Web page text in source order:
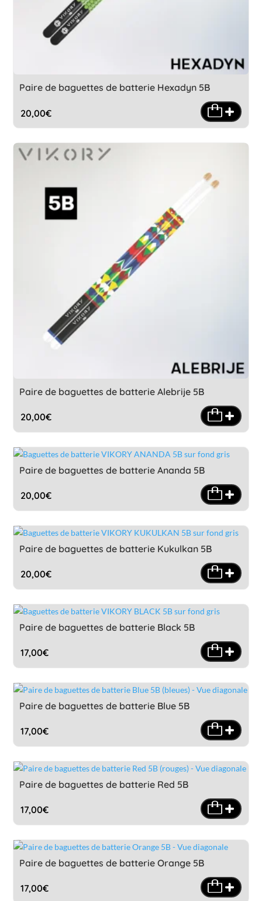
Paire de baguettes de batterie Hexadyn 5B
20,00€
Paire de baguettes de batterie Alebrije 5B
20,00€
Paire de baguettes de batterie Ananda 5B
20,00€
Paire de baguettes de batterie Kukulkan 5B
20,00€
Paire de baguettes de batterie Black 5B
17,00€
Paire de baguettes de batterie Blue 5B
17,00€
Paire de baguettes de batterie Red 5B
17,00€
Paire de baguettes de batterie Orange 5B
17,00€